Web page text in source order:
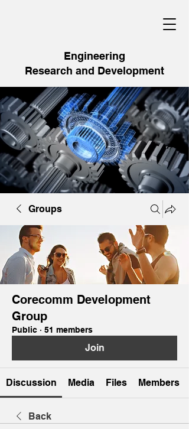
Engineering
Research and Development
Groups
Corecomm Development
Group
Public · 51 members
Join
Discussion Media Files Members
Back